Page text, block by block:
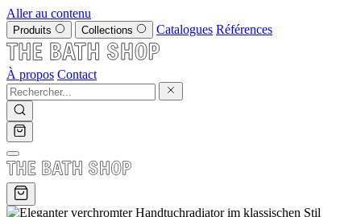
Aller au contenu
Produits Collections Catalogues Références
À propos Contact